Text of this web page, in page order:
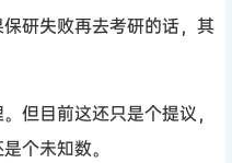
研失败再去考研的话，其
但目前这还只是个提议，
个未知数。